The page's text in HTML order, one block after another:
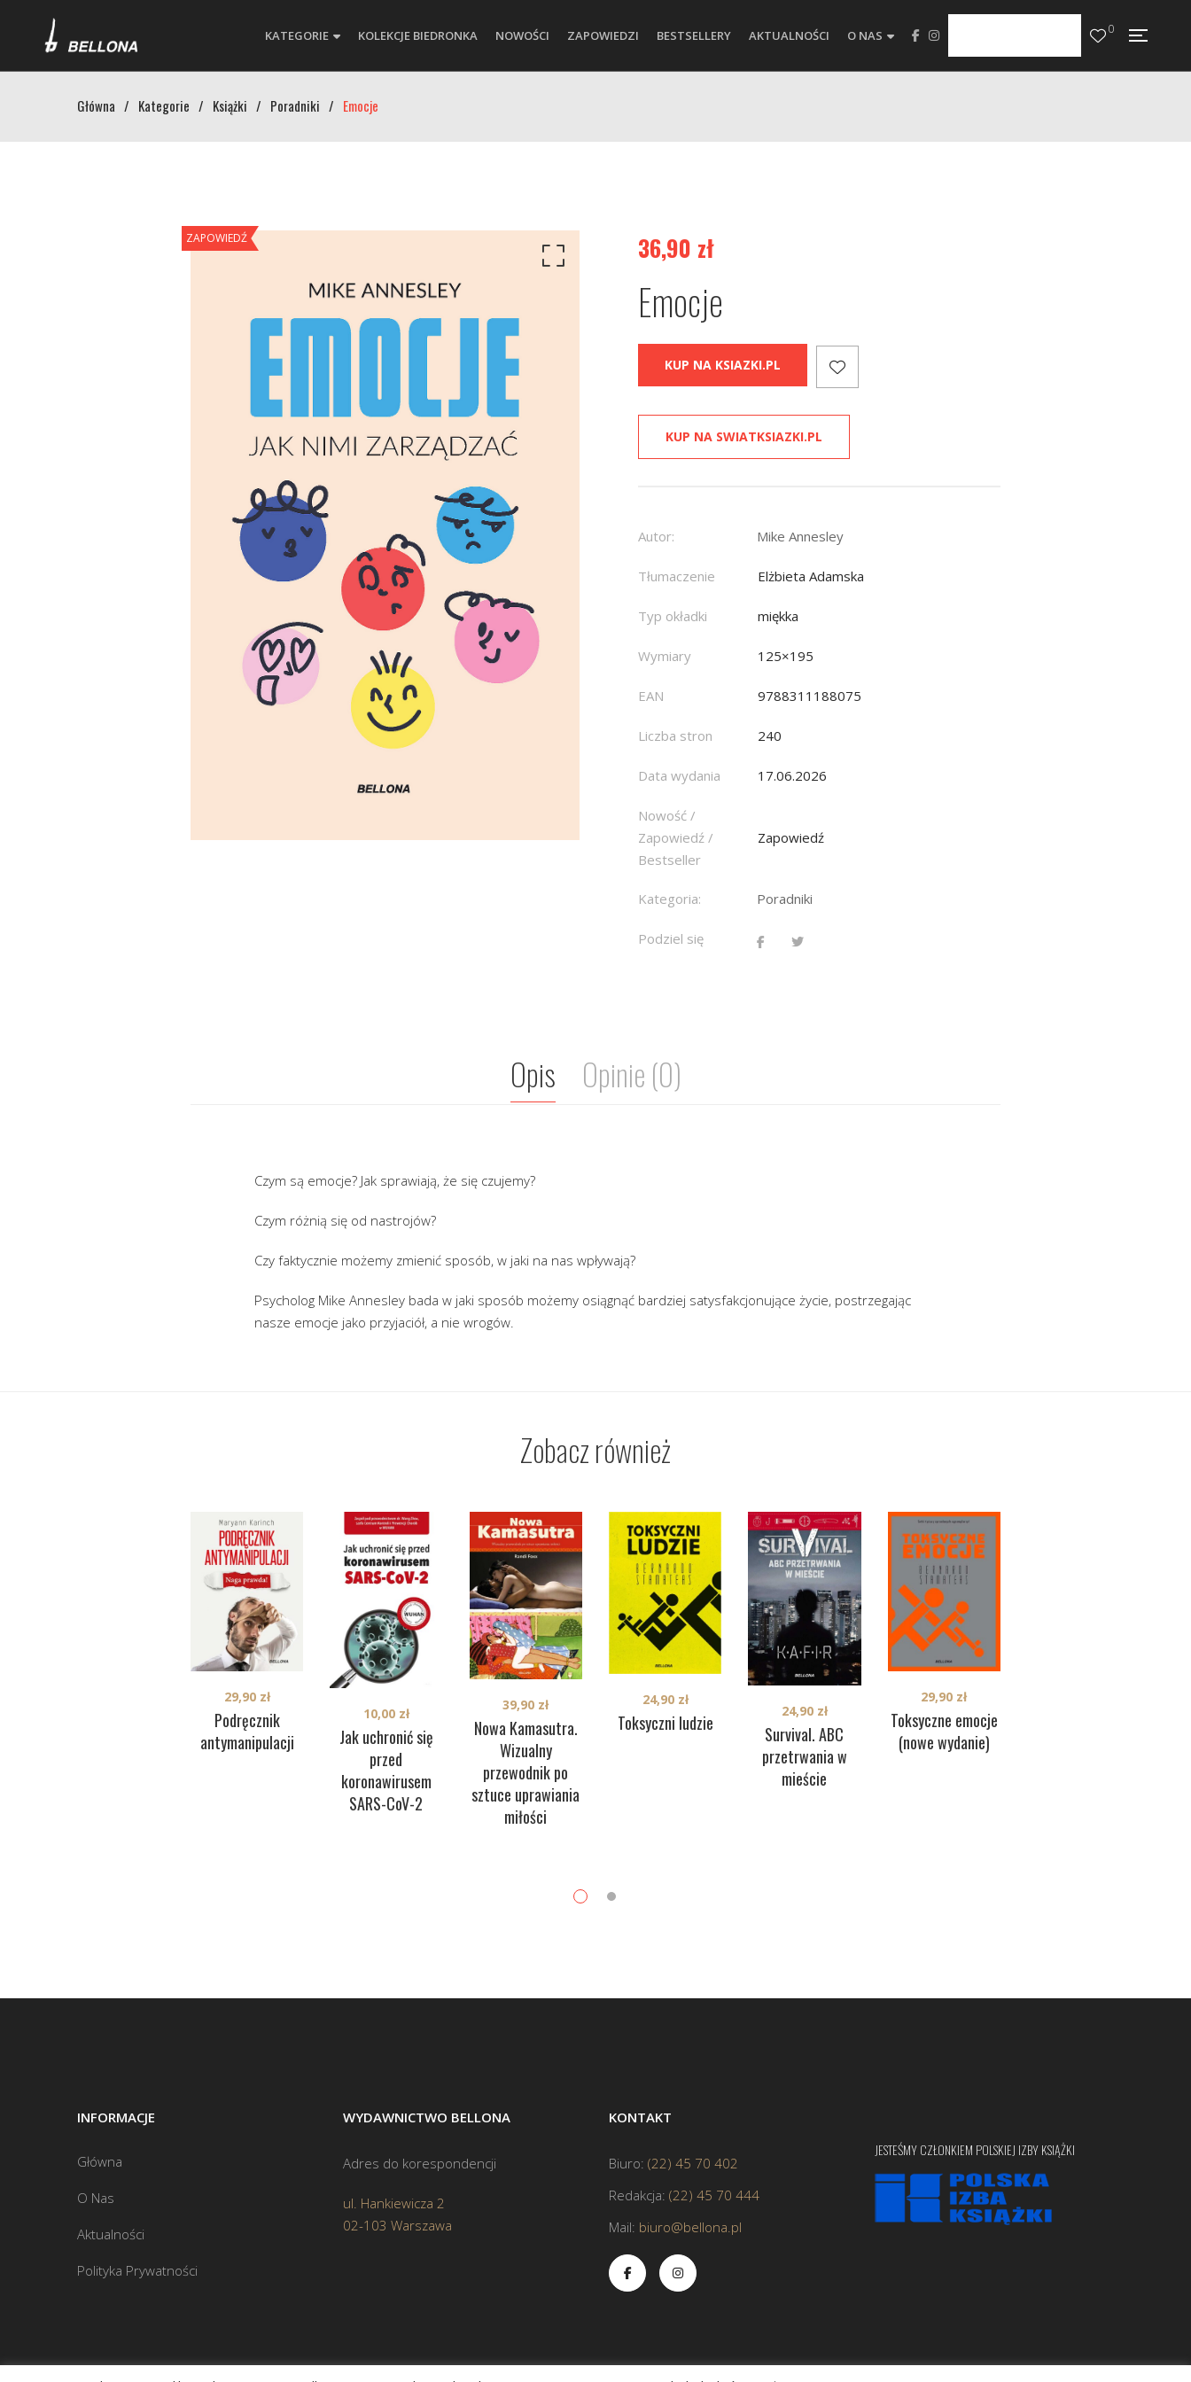
KATEGORIE KOLEKCJE BIEDRONKA NOWOŚCI ZAPOWIEDZI BESTSELLERY AKTUALNOŚCI O NAS 0
Główna / Kategorie / Książki / Poradniki / Emocje
ZAPOWIEDŹ 36,90 zł
Emocje
KUP NA KSIAZKI.PL
KUP NA SWIATKSIAZKI.PL
Autor: Mike Annesley
Tłumaczenie Elżbieta Adamska
Typ okładki miękka
Wymiary 125×195
EAN 9788311188075
Liczba stron 240
Data wydania 17.06.2026
Nowość /
Zapowiedź /
Bestseller
Zapowiedź
Kategoria: Poradniki
Podziel się
Opis Opinie (0)
Czym są emocje? Jak sprawiają, że się czujemy?
Czym różnią się od nastrojów?
Czy faktycznie możemy zmienić sposób, w jaki na nas wpływają?
Psycholog Mike Annesley bada w jaki sposób możemy osiągnąć bardziej satysfakcjonujące życie, postrzegając
nasze emocje jako przyjaciół, a nie wrogów.
Zobacz również
Podręcznik
antymanipulacji
29,90 zł
Jak uchronić się
przed
koronawirusem
SARS-CoV-2
10,00 zł
Nowa Kamasutra.
Wizualny
przewodnik po
sztuce uprawiania
miłości
39,90 zł
Toksyczni ludzie
24,90 zł
Survival. ABC
przetrwania w
mieście
24,90 zł
Toksyczne emocje
(nowe wydanie)
29,90 zł
INFORMACJE
Główna
O Nas
Aktualności
Polityka Prywatności
WYDAWNICTWO BELLONA
Adres do korespondencji
ul. Hankiewicza 2
02-103 Warszawa
KONTAKT
Biuro: (22) 45 70 402
Redakcja: (22) 45 70 444
Mail: biuro@bellona.pl
JESTEŚMY CZŁONKIEM POLSKIEJ IZBY KSIĄŻKI